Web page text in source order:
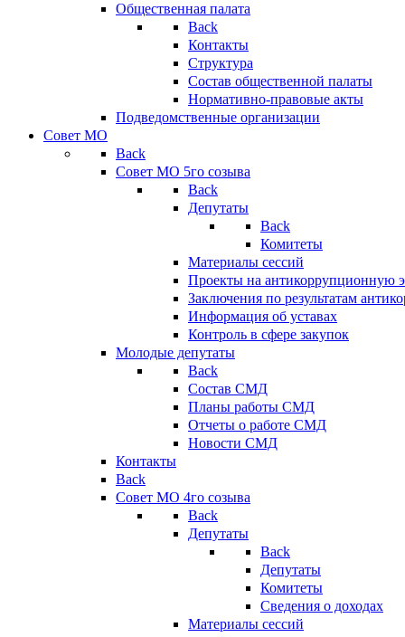
Общественная палата
Back
Контакты
Структура
Состав общественной палаты
Нормативно-правовые акты
Подведомственные организации
Совет МО
Back
Совет МО 5го созыва
Back
Депутаты
Back
Комитеты
Материалы сессий
Проекты на антикоррупционную
Заключения по результатам
Информация об уставах
Контроль в сфере закупок
Молодые депутаты
Back
Состав СМД
Планы работы СМД
Отчеты о работе СМД
Новости СМД
Контакты
Back
Совет МО 4го созыва
Back
Депутаты
Back
Депутаты
Комитеты
Сведения о доходах
Материалы сессий